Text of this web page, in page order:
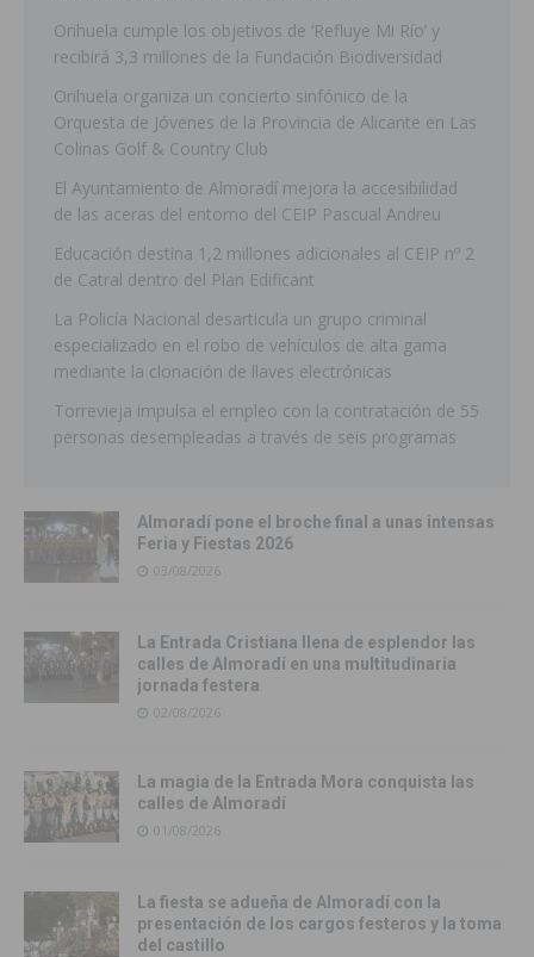
Orihuela cumple los objetivos de ‘Refluye Mi Río’ y
recibirá 3,3 millones de la Fundación Biodiversidad
Orihuela organiza un concierto sinfónico de la
Orquesta de Jóvenes de la Provincia de Alicante en Las
Colinas Golf & Country Club
El Ayuntamiento de Almoradí mejora la accesibilidad
de las aceras del entorno del CEIP Pascual Andreu
Educación destina 1,2 millones adicionales al CEIP nº 2
de Catral dentro del Plan Edificant
La Policía Nacional desarticula un grupo criminal
especializado en el robo de vehículos de alta gama
mediante la clonación de llaves electrónicas
Torrevieja impulsa el empleo con la contratación de 55
personas desempleadas a través de seis programas
Almoradí pone el broche final a unas intensas
Feria y Fiestas 2026
03/08/2026
La Entrada Cristiana llena de esplendor las
calles de Almoradí en una multitudinaria
jornada festera
02/08/2026
La magia de la Entrada Mora conquista las
calles de Almoradí
01/08/2026
La fiesta se adueña de Almoradí con la
presentación de los cargos festeros y la toma
del castillo